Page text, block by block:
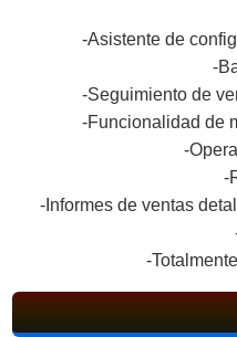
-Asistente de
-
-Seguimiento de
-Funcionalidad de
-
-
-Informes de ventas
-